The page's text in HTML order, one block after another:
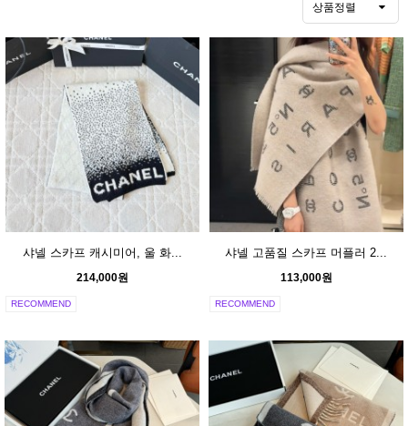
상품정렬
샤넬 스카프 캐시미어, 울 화...
214,000원
RECOMMEND
샤넬 고품질 스카프 머플러 2...
113,000원
RECOMMEND